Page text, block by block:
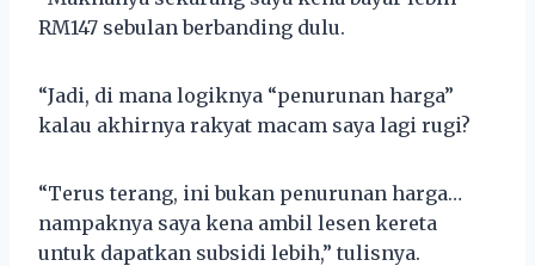
RM147 sebulan berbanding dulu.
“Jadi, di mana logiknya “penurunan harga”
kalau akhirnya rakyat macam saya lagi rugi?
“Terus terang, ini bukan penurunan harga…
nampaknya saya kena ambil lesen kereta
untuk dapatkan subsidi lebih,” tulisnya.